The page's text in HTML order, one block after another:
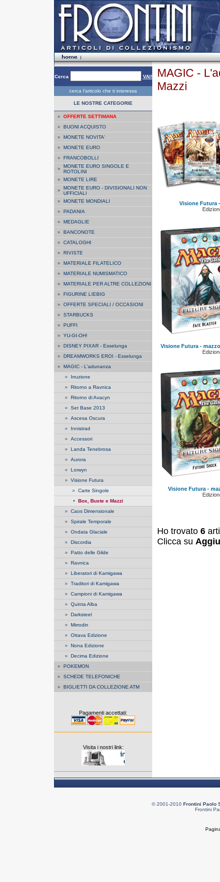
Cerca VAI!
cerca l'articolo che ti interessa
LE NOSTRE CATEGORIE
» OFFERTE SETTIMANA
» BUONI ACQUISTO
» MONETE NOVITA'
» MONETE EURO
» FRANCOBOLLI
» MONETE EURO SINGOLE E
ROTOLINI
» MONETE LIRE
» MONETE EURO - DIVISIONALI NON
UFFICIALI
» MONETE MONDIALI
» PADANIA
» MEDAGLIE
» BANCONOTE
» CATALOGHI
» RIVISTE
» MATERIALE FILATELICO
» MATERIALE NUMISMATICO
» MATERIALE PER ALTRE COLLEZIONI
» FIGURINE LIEBIG
» OFFERTE SPECIALI / OCCASIONI
» STARBUCKS
» PUFFI
» YU-GI-OH!
» DISNEY PIXAR - Esselunga
» DREAMWORKS EROI - Esselunga
» MAGIC - L'adunanza
» Irruzione
» Ritorno a Ravnica
» Ritorno di Avacyn
» Set Base 2013
» Ascesa Oscura
» Innistrad
» Accessori
» Landa Tenebrosa
» Aurora
» Lorwyn
» Visione Futura
» Carte Singole
•
Box, Buste e Mazzi
» Caos Dimensionale
» Spirale Temporale
» Ondata Glaciale
» Discordia
» Patto delle Gilde
» Ravnica
» Liberatori di Kamigawa
» Traditori di Kamigawa
» Campioni di Kamigawa
» Quinta Alba
» Darksteel
» Mirrodin
» Ottava Edizione
» Nona Edizione
» Decima Edizione
» POKEMON
» SCHEDE TELEFONICHE
» BIGLIETTI DA COLLEZIONE ATM
Pagamenti accettati:
Visita i nostri link:
MAGIC -
Mazzi
Visione Futura
Visione Futura -
Visione Futura -
Ho trovato 6
Clicca su
© 2001-2010 Frontini Paolo
Frontini